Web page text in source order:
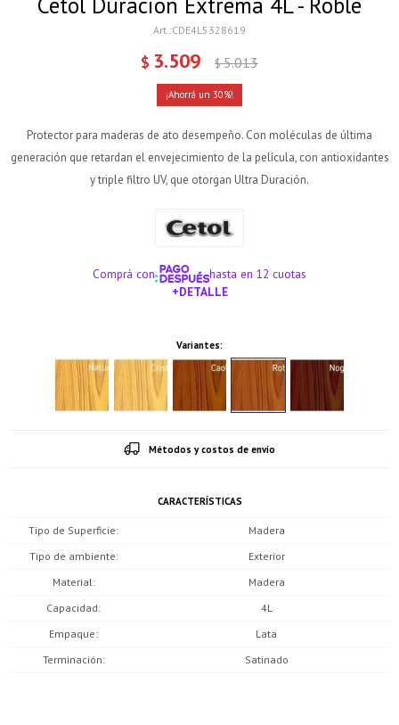
CDE4L5328619
$ 3.509 $5.013
30
Protector para maderas de ato desempeño. Con moléculas de última
generación que retardan el envejecimiento de la película, con antioxidantes
y triple filtro UV, que otorgan Ultra Duración.
Comprá con
hasta en 12 cuotas
+DETALLE
Variantes:
Métodos y costos de envío
CARACTERÍSTICAS
Tipo de Superficie
Madera
Tipo de ambiente
Exterior
Material
Madera
Capacidad
4L
Empaque
Lata
Terminación
Satinado